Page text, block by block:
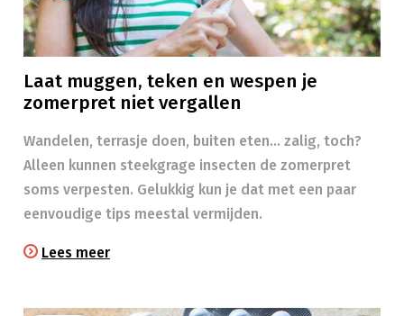
Laat muggen, teken en wespen je
zomerpret niet vergallen
Wandelen, terrasje doen, buiten eten… zalig, toch?
Alleen kunnen steekgrage insecten de zomerpret
soms verpesten. Gelukkig kun je dat met een paar
eenvoudige tips meestal vermijden.
Lees meer